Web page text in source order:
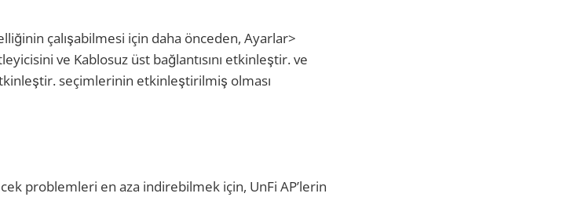
çalışabilmesi için daha önceden, Ayarlar>
ve Kablosuz üst bağlantısını etkinleştir. ve
seçimlerinin etkinleştirilmiş olması
problemleri en aza indirebilmek için, UnFi AP’lerin